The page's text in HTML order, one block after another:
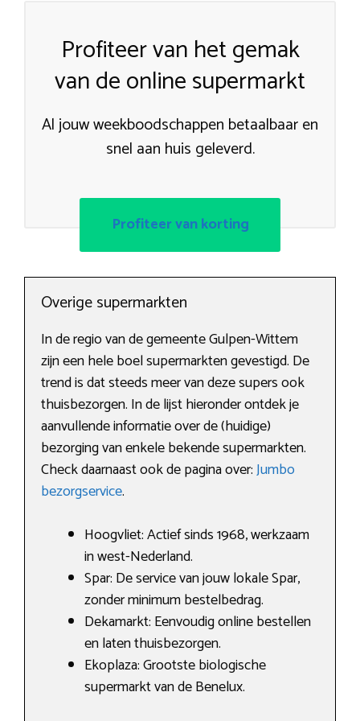
Profiteer van het gemak
van de online supermarkt
Al jouw weekboodschappen betaalbaar en
snel aan huis geleverd.
Profiteer van korting
Overige supermarkten
In de regio van de gemeente Gulpen-Wittem
zijn een hele boel supermarkten gevestigd. De
trend is dat steeds meer van deze supers ook
thuisbezorgen. In de lijst hieronder ontdek je
aanvullende informatie over de (huidige)
bezorging van enkele bekende supermarkten.
Check daarnaast ook de pagina over:Jumbo
bezorgservice.
Hoogvliet: Actief sinds 1968, werkzaam
in west-Nederland.
Spar: De service van jouw lokale Spar,
zonder minimum bestelbedrag.
Dekamarkt: Eenvoudig online bestellen
en laten thuisbezorgen.
Ekoplaza: Grootste biologische
supermarkt van de Benelux.